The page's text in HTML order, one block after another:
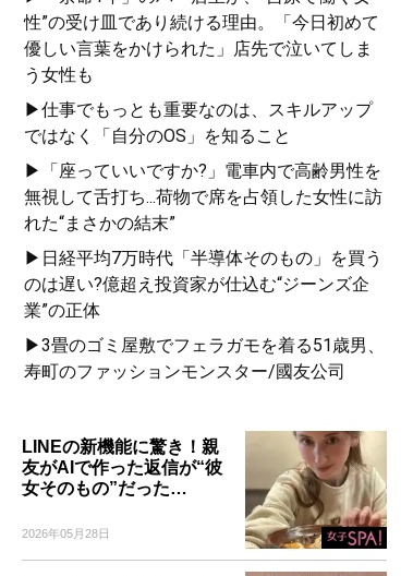
性”の受け皿であり続ける理由。「今日初めて
優しい言葉をかけられた」店先で泣いてしま
う女性も
▶仕事でもっとも重要なのは、スキルアップ
ではなく「自分のOS」を知ること
▶「座っていいですか?」電車内で高齢男性を
無視して舌打ち...荷物で席を占領した女性に訪
れた“まさかの結末”
▶日経平均7万時代「半導体そのもの」を買う
のは遅い?億超え投資家が仕込む“ジーンズ企
業”の正体
▶3畳のゴミ屋敷でフェラガモを着る51歳男、
寿町のファッションモンスター/國友公司
LINEの新機能に驚き！親
友がAIで作った返信が“彼
女そのもの”だった…
2026年05月28日